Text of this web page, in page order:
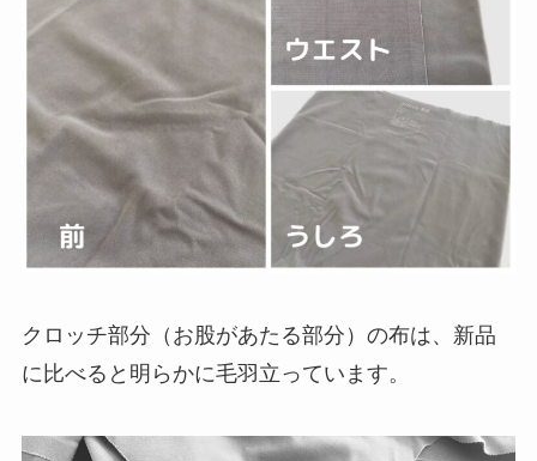
クロッチ部分（お股があたる部分）の布は、新品
に比べると明らかに毛羽立っています。